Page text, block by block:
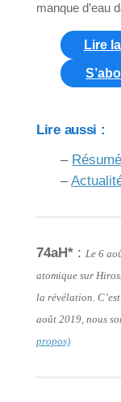
manque d’eau
Lire
Lire aussi :
–
–
74aH* : Le 6
atomique sur
la révélation.
août 2019, nous
propos)